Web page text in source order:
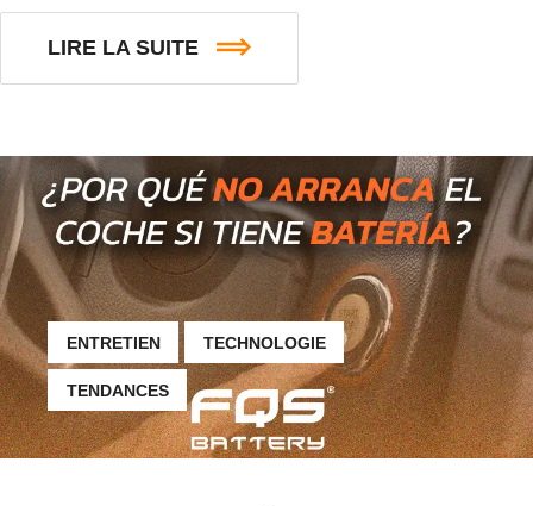
LIRE LA SUITE
ENTRETIEN TECHNOLOGIE
TENDANCES